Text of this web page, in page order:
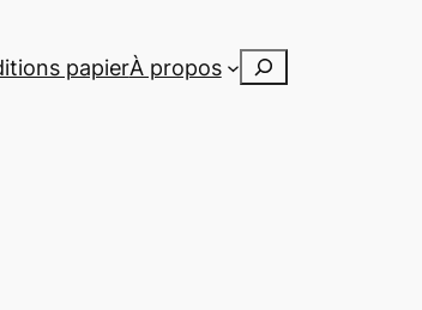
papierÀ propos Rechercher